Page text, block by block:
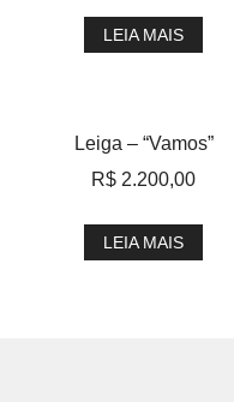
LEIA MAIS
Leiga – “Vamos”
R$ 2.200,00
LEIA MAIS